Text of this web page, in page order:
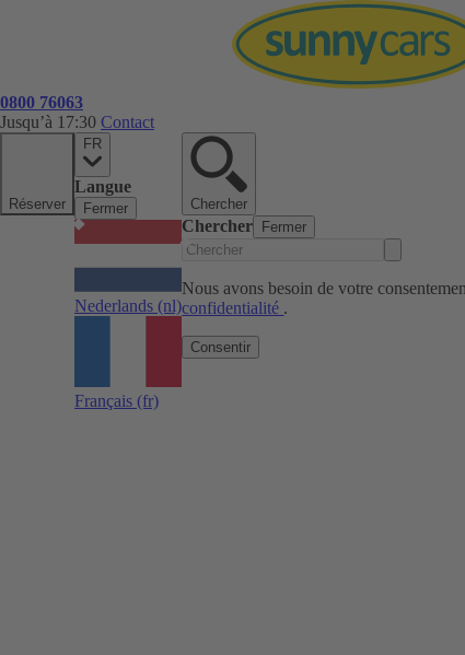
0800 76063
Jusqu’à 17:30 Contact
Réserver
FR
Langue
Fermer
Nederlands (nl)
Français (fr)
Chercher
Chercher Fermer
Nous avons besoin de votre
confidentialité .
Consentir